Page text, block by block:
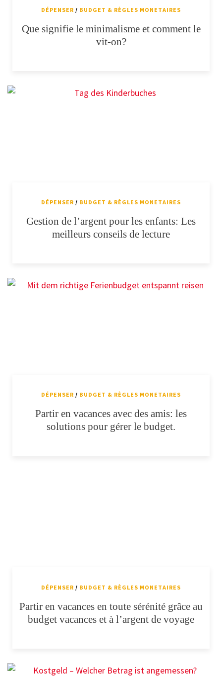
DÉPENSER / BUDGET & RÈGLES MONETAIRES
Que signifie le minimalisme et comment le
vit-on?
DÉPENSER / BUDGET & RÈGLES MONETAIRES
Gestion de l’argent pour les enfants: Les
meilleurs conseils de lecture
DÉPENSER / BUDGET & RÈGLES MONETAIRES
Partir en vacances avec des amis: les
solutions pour gérer le budget.
DÉPENSER / BUDGET & RÈGLES MONETAIRES
Partir en vacances en toute sérénité grâce au
budget vacances et à l’argent de voyage